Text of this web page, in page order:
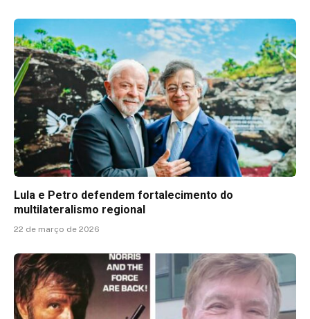
Lula e Petro defendem fortalecimento do
multilateralismo regional
22 de março de 2026